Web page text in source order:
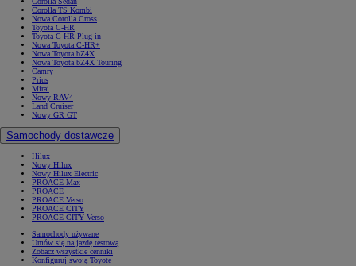
Corolla TS Kombi
Nowa Corolla Cross
Toyota C-HR
Toyota C-HR Plug-in
Nowa Toyota C-HR+
Nowa Toyota bZ4X
Nowa Toyota bZ4X Touring
Camry
Prius
Mirai
Nowy RAV4
Land Cruiser
Nowy GR GT
Samochody dostawcze
Hilux
Nowy Hilux
Nowy Hilux Electric
PROACE Max
PROACE
PROACE Verso
PROACE CITY
PROACE CITY Verso
Samochody używane
Umów się na jazdę testową
Zobacz wszystkie cenniki
Konfiguruj swoją Toyotę